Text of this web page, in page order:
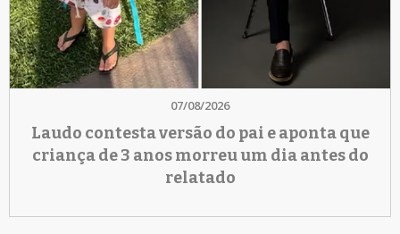
07/08/2026
Laudo contesta versão do pai e aponta que
criança de 3 anos morreu um dia antes do
relatado